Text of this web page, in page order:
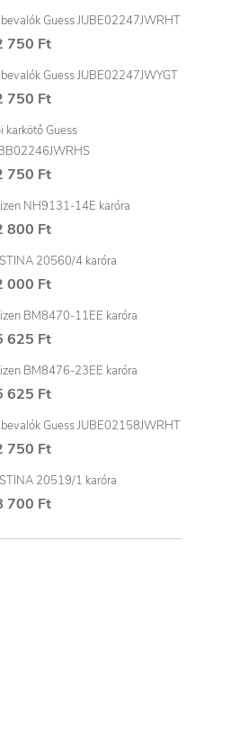
Guess JUBE02247JWRHT
750 Ft
Guess JUBE02247JWYGT
750 Ft
karkötő Guess
750 Ft
NH9131-14E karóra
800 Ft
20560/4 karóra
000 Ft
BM8470-11EE karóra
625 Ft
BM8476-23EE karóra
625 Ft
Guess JUBE02158JWRHT
750 Ft
20519/1 karóra
700 Ft